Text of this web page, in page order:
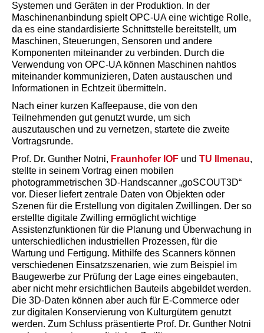
Systemen und Geräten in der Produktion. In der
Maschinenanbindung spielt OPC-UA eine wichtige Rolle,
da es eine standardisierte Schnittstelle bereitstellt, um
Maschinen, Steuerungen, Sensoren und andere
Komponenten miteinander zu verbinden. Durch die
Verwendung von OPC-UA können Maschinen nahtlos
miteinander kommunizieren, Daten austauschen und
Informationen in Echtzeit übermitteln.
Nach einer kurzen Kaffeepause, die von den
Teilnehmenden gut genutzt wurde, um sich
auszutauschen und zu vernetzen, startete die zweite
Vortragsrunde.
Prof. Dr. Gunther Notni, Fraunhofer IOF und TU Ilmenau,
stellte in seinem Vortrag einen mobilen
photogrammetrischen 3D-Handscanner „goSCOUT3D“
vor. Dieser liefert zentrale Daten von Objekten oder
Szenen für die Erstellung von digitalen Zwillingen. Der so
erstellte digitale Zwilling ermöglicht wichtige
Assistenzfunktionen für die Planung und Überwachung in
unterschiedlichen industriellen Prozessen, für die
Wartung und Fertigung. Mithilfe des Scanners können
verschiedenen Einsatzszenarien, wie zum Beispiel im
Baugewerbe zur Prüfung der Lage eines eingebauten,
aber nicht mehr ersichtlichen Bauteils abgebildet werden.
Die 3D-Daten können aber auch für E-Commerce oder
zur digitalen Konservierung von Kulturgütern genutzt
werden. Zum Schluss präsentierte Prof. Dr. Gunther Notni